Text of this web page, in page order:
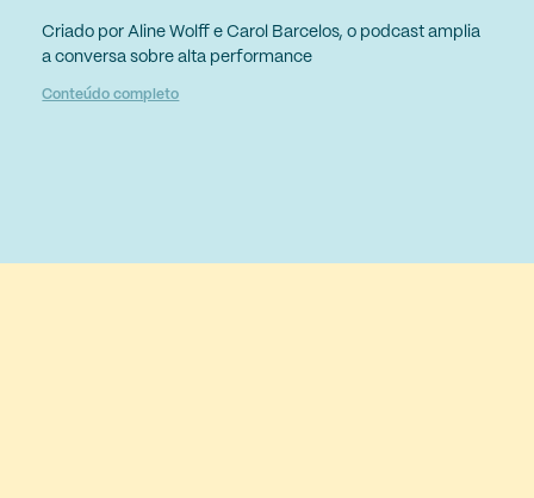
Criado por Aline Wolff e Carol Barcelos, o podcast amplia
a conversa sobre alta performance
Conteúdo completo